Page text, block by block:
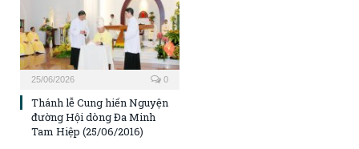
25/06/2026 0
Thánh lễ Cung hiến Nguyện
đường Hội dòng Đa Minh
Tam Hiệp (25/06/2016)